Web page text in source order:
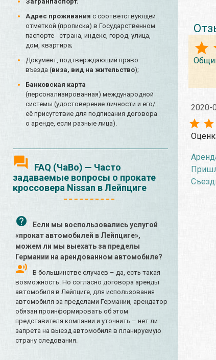
Адрес проживания с соответствующей
отметкой (прописка) в Государственном
паспорте - страна, индекс, город, улица,
дом, квартира;
Документ, подтверждающий право
въезда (виза, вид на жительство);
Банковская карта
(персонализированная) международной
системы (удостоверение личности и его/
её присутствие для подписания договора
о аренде, если разные лица).
FAQ (ЧаВо) — Часто
задаваемые вопросы о прокате
кроссовера Nissan в Лейпциге
Если мы воспользовались услугой
«прокат автомобилей в Лейпциге»,
можем ли мы выехать за пределы
Германии на арендованном автомобиле?
В большинстве случаев – да, есть такая
возможность. Но согласно договора аренды
автомобиля в Лейпциге, для использования
автомобиля за пределами Германии, арендатор
обязан проинформировать об этом
представителя компании и уточнить – нет ли
запрета на выезд автомобиля в планируемую
страну следования.
2020-